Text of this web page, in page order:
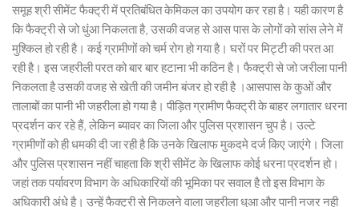
समूह श्री सीमेंट फैक्ट्री में प्रतिबंधित केमिकल का उपयोग कर रहा है। यही कारण है
कि फैक्ट्री से जो धुंआ निकलता है, उसकी वजह से आस पास के लोगों को सांस लेने में
मुश्किल हो रही है। कई ग्रामीणों को चर्म रोग हो गया है। घरों पर मिट्टी की परत आ
रही है। इस जहरीली परत को बार बार हटाना भी कठिन है। फैक्ट्री से जो जरीला पानी
निकलता है उसकी वजह से खेती की जमीन बंजर हो रही है ।आसपास के कुओं और
तालाबों का पानी भी जहरीला हो गया है। पीड़ित ग्रामीण फैक्ट्री के बाहर लगातार धरना
प्रदर्शन कर रहे हैं, लेकिन ब्यावर का जिला और पुलिस प्रशासन चुप है। उल्टे
ग्रामीणों को ही धमकी दी जा रही है कि उनके खिलाफ मुकदमे दर्ज किए जाएंगे। जिला
और पुलिस प्रशासन नहीं चाहता कि श्री सीमेंट के खिलाफ कोई धरना प्रदर्शन हो।
जहां तक पर्यावरण विभाग के अधिकारियों की भूमिका पर सवाल है तो इस विभाग के
अधिकारी अंधे है। उन्हें फैक्ट्री से निकलने वाला जहरीला धुआ और पानी नजर नही